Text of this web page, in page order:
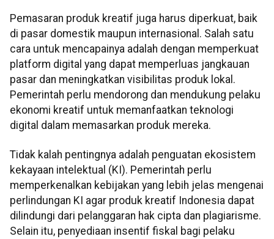
Pemasaran produk kreatif juga harus diperkuat, baik
di pasar domestik maupun internasional. Salah satu
cara untuk mencapainya adalah dengan memperkuat
platform digital yang dapat memperluas jangkauan
pasar dan meningkatkan visibilitas produk lokal.
Pemerintah perlu mendorong dan mendukung pelaku
ekonomi kreatif untuk memanfaatkan teknologi
digital dalam memasarkan produk mereka.
Tidak kalah pentingnya adalah penguatan ekosistem
kekayaan intelektual (KI). Pemerintah perlu
memperkenalkan kebijakan yang lebih jelas mengenai
perlindungan KI agar produk kreatif Indonesia dapat
dilindungi dari pelanggaran hak cipta dan plagiarisme.
Selain itu, penyediaan insentif fiskal bagi pelaku